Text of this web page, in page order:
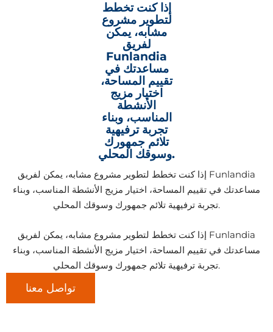
إذا كنت تخطط
لتطوير مشروع
مشابه، يمكن
لفريق
Funlandia
مساعدتك في
تقييم المساحة،
اختيار مزيج
الأنشطة
المناسب، وبناء
تجربة ترفيهية
تلائم جمهورك
وسوقك المحلي.
إذا كنت تخطط لتطوير مشروع مشابه، يمكن لفريق Funlandia
مساعدتك في تقييم المساحة، اختيار مزيج الأنشطة المناسب، وبناء
تجربة ترفيهية تلائم جمهورك وسوقك المحلي.
إذا كنت تخطط لتطوير مشروع مشابه، يمكن لفريق Funlandia
مساعدتك في تقييم المساحة، اختيار مزيج الأنشطة المناسب، وبناء
تجربة ترفيهية تلائم جمهورك وسوقك المحلي.
تواصل معنا